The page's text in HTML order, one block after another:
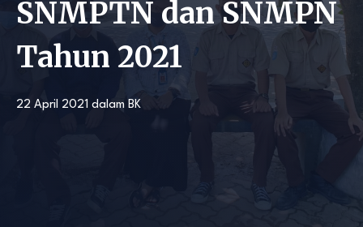
SNMPTN dan SNMPN
Tahun 2021
22 April 2021 dalam BK